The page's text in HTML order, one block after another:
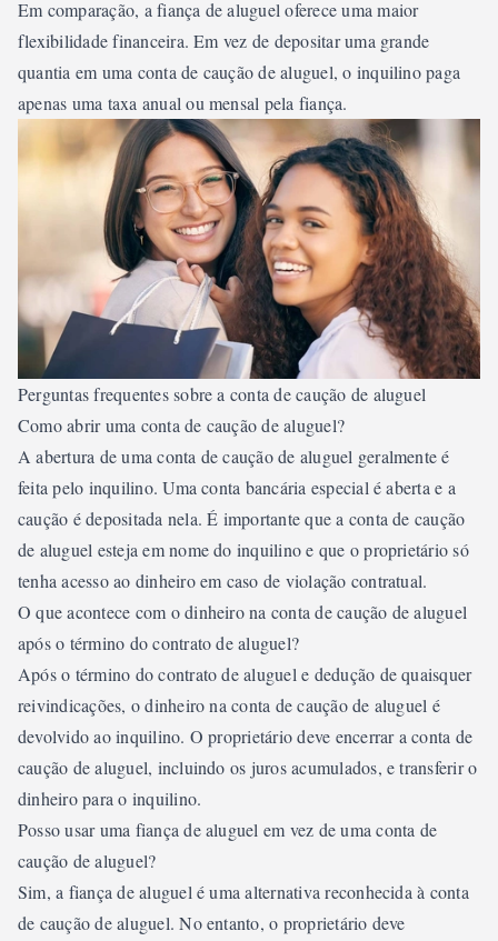
Em comparação, a fiança de aluguel oferece uma maior
flexibilidade financeira. Em vez de depositar uma grande
quantia em uma conta de caução de aluguel, o inquilino paga
apenas uma taxa anual ou mensal pela fiança.
Perguntas frequentes sobre a conta de caução de aluguel
Como abrir uma conta de caução de aluguel?
A abertura de uma conta de caução de aluguel geralmente é
feita pelo inquilino. Uma conta bancária especial é aberta e a
caução é depositada nela. É importante que a conta de caução
de aluguel esteja em nome do inquilino e que o proprietário só
tenha acesso ao dinheiro em caso de violação contratual.
O que acontece com o dinheiro na conta de caução de aluguel
após o término do contrato de aluguel?
Após o término do contrato de aluguel e dedução de quaisquer
reivindicações, o dinheiro na conta de caução de aluguel é
devolvido ao inquilino. O proprietário deve encerrar a conta de
caução de aluguel, incluindo os juros acumulados, e transferir o
dinheiro para o inquilino.
Posso usar uma fiança de aluguel em vez de uma conta de
caução de aluguel?
Sim, a fiança de aluguel é uma alternativa reconhecida à conta
de caução de aluguel. No entanto, o proprietário deve